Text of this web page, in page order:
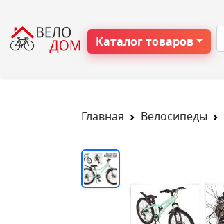
Каталог товаров
Главная Велосипеды